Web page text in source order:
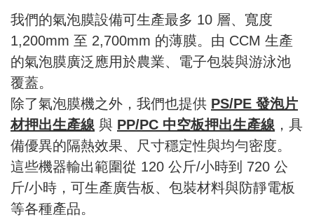
我們的氣泡膜設備可生產最多 10 層、寬度
1,200mm 至 2,700mm 的薄膜。由 CCM 生產
的氣泡膜廣泛應用於農業、電子包裝與游泳池
覆蓋。
除了氣泡膜機之外，我們也提供 PS/PE 發泡片
材押出生產線 與 PP/PC 中空板押出生產線 ，具
備優異的隔熱效果、尺寸穩定性與均勻密度。
這些機器輸出範圍從 120 公斤/小時到 720 公
斤/小時，可生產廣告板、包裝材料與防靜電板
等各種產品。